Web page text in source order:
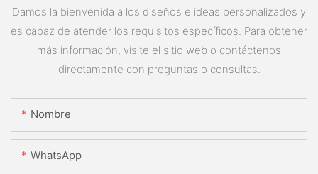
Damos la bienvenida a los diseños e ideas personalizados y
es capaz de atender los requisitos específicos. Para obtener
más información, visite el sitio web o contáctenos
directamente con preguntas o consultas.
Nombre
WhatsApp